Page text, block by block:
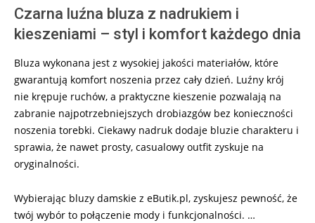
Czarna luźna bluza z nadrukiem i
kieszeniami – styl i komfort każdego dnia
Bluza wykonana jest z wysokiej jakości materiałów, które
gwarantują komfort noszenia przez cały dzień. Luźny krój
nie krępuje ruchów, a praktyczne kieszenie pozwalają na
zabranie najpotrzebniejszych drobiazgów bez konieczności
noszenia torebki. Ciekawy nadruk dodaje bluzie charakteru i
sprawia, że nawet prosty, casualowy outfit zyskuje na
oryginalności.
Wybierając bluzy damskie z eButik.pl, zyskujesz pewność, że
twój wybór to połączenie mody i funkcjonalności. …